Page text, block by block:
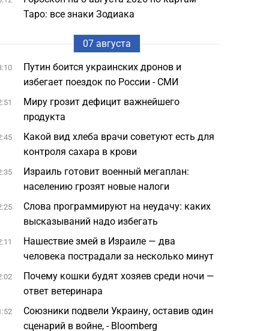
Таро: все знаки Зодиака
07 августа
Путин боится украинских дронов и
избегает поездок по России - СМИ
Миру грозит дефицит важнейшего
продукта
Какой вид хлеба врачи советуют есть для
контроля сахара в крови
Израиль готовит военный мегаплан:
населению грозят новые налоги
Слова программируют на неудачу: каких
высказываний надо избегать
Нашествие змей в Израиле — два
человека пострадали за несколько минут
Почему кошки будят хозяев среди ночи —
ответ ветеринара
Союзники подвели Украину, оставив один
сценарий в войне, - Bloomberg